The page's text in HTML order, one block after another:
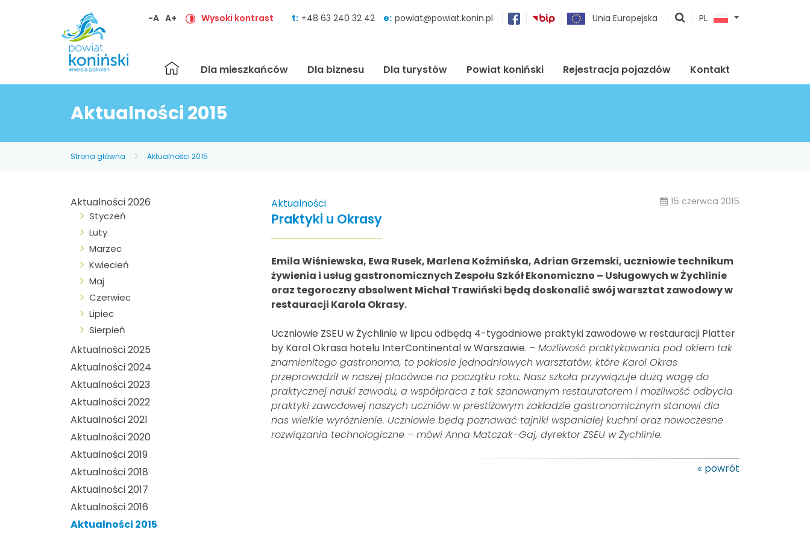
-A A+ Wysoki kontrast t: +48 63 240 32 42 e: powiat@powiat.konin.pl Unia Europejska
pokaż
PL
Strona
główna
Dla mieszkańców Dla biznesu Dla turystów Powiat koniński Rejestracja pojazdów Kontakt
Aktualności 2015
Strona główna Aktualności 2015
Aktualności 2026
Styczeń
Luty
Marzec
Kwiecień
Maj
Czerwiec
Lipiec
Sierpień
Aktualności 2025
Aktualności 2024
Aktualności 2023
Aktualności 2022
Aktualności 2021
Aktualności 2020
Aktualności 2019
Aktualności 2018
Aktualności 2017
Aktualności 2016
Aktualności 2015
Aktualności 15 czerwca 2015
Praktyki u Okrasy
Emila Wiśniewska, Ewa Rusek, Marlena Koźmińska, Adrian Grzemski, uczniowie technikum
żywienia i usług gastronomicznych Zespołu Szkół Ekonomiczno – Usługowych w Żychlinie
oraz tegoroczny absolwent Michał Trawiński będą doskonalić swój warsztat zawodowy w
restauracji Karola Okrasy.
Uczniowie ZSEU w Żychlinie w lipcu odbędą 4-tygodniowe praktyki zawodowe w restauracji Platter
by Karol Okrasa hotelu InterContinental w Warszawie. – Możliwość praktykowania pod okiem tak
znamienitego gastronoma, to pokłosie jednodniowych warsztatów, które Karol Okras
przeprowadził w naszej placówce na początku roku. Nasz szkoła przywiązuje dużą wagę do
praktycznej nauki zawodu, a współpraca z tak szanowanym restauratorem i możliwość odbycia
praktyki zawodowej naszych uczniów w prestiżowym zakładzie gastronomicznym stanowi dla
nas wielkie wyróżnienie. Uczniowie będą poznawać tajniki wspaniałej kuchni oraz nowoczesne
rozwiązania technologiczne – mówi Anna Matczak–Gaj, dyrektor ZSEU w Żychlinie.
powrót